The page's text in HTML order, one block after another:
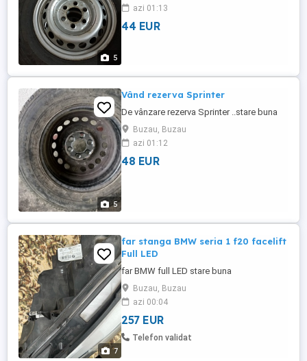
5
azi 01:13
44 EUR
5
Vând rezerva Sprinter
De vânzare rezerva Sprinter ..stare buna
Buzau, Buzau
azi 01:12
48 EUR
7
far stanga BMW seria 1 f20 facelift
Full LED
far BMW full LED stare buna
Buzau, Buzau
azi 00:04
257 EUR
Telefon validat